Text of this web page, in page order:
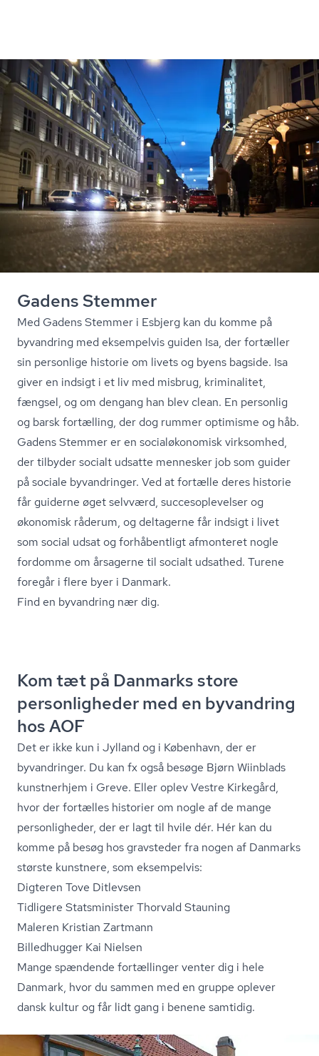
Gadens Stemmer
Med Gadens Stemmer i Esbjerg kan du komme på
byvandring med eksempelvis guiden Isa, der fortæller
sin personlige historie om livets og byens bagside. Isa
giver en indsigt i et liv med misbrug, kriminalitet,
fængsel, og om dengang han blev clean. En personlig
og barsk fortælling, der dog rummer optimisme og håb.
Gadens Stemmer er en so­ci­alø­ko­no­misk virksomhed,
der tilbyder socialt udsatte mennesker job som guider
på sociale byvandringer. Ved at fortælle deres historie
får guiderne øget selvværd, suc­ces­op­le­vel­ser og
økonomisk råderum, og deltagerne får indsigt i livet
som social udsat og forhåbentligt afmonteret nogle
fordomme om årsagerne til socialt udsathed. Turene
foregår i flere byer i Danmark.
Find en byvandring nær dig.
Kom tæt på Danmarks store
personligheder med en byvandring
hos AOF
Det er ikke kun i Jylland og i København, der er
byvandringer. Du kan fx også besøge Bjørn Wiinblads
kunstnerhjem i Greve. Eller oplev Vestre Kirkegård,
hvor der fortælles historier om nogle af de mange
personligheder, der er lagt til hvile dér. Hér kan du
komme på besøg hos gravsteder fra nogen af Danmarks
største kunstnere, som eksempelvis:
Digteren Tove Ditlevsen
Tidligere Statsminister Thorvald Stauning
Maleren Kristian Zartmann
Billedhugger Kai Nielsen
Mange spændende fortællinger venter dig i hele
Danmark, hvor du sammen med en gruppe oplever
dansk kultur og får lidt gang i benene samtidig.